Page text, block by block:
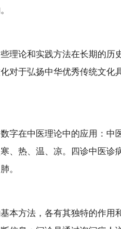
论和实践方法在长期的历
对于弘扬中华优秀传统文
在中医理论中的应用：中
、热、温、凉。四诊中医
。
方法，各有其独特的作用